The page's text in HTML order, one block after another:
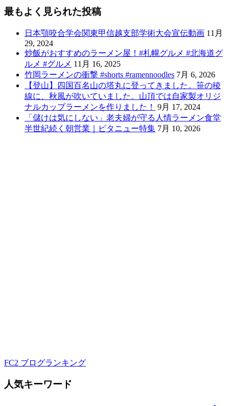
最もよく見られた投稿
日本顎咬合学会関東甲信越支部学術大会宣伝動画 11月
29, 2024
炒飯がおすすめのラーメン屋！#札幌グルメ #北海道グ
ルメ #グルメ 11月 16, 2025
竹岡ラーメンの衝撃 #shorts #ramennoodles 7月 6, 2026
【登山】四国百名山の塔丸に登ってきました。笹の稜
線に、秋風が吹いていました。山頂では自家製オリジ
ナルカップラーメンを作りました！
9月 17, 2024
「儲けは気にしない」老夫婦が守る人情ラーメン食堂
半世紀続く朝営業｜ピタニュー特集 7月 10, 2026
FC2 ブログランキング
人気キーワード